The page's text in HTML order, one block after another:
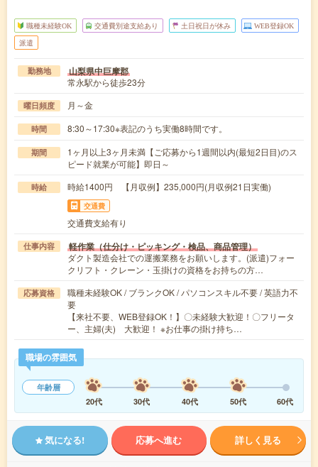
職種未経験OK 交通費別途支給あり 土日祝日が休み WEB登録OK
派遣
勤務地 山梨県中巨摩郡
常永駅から徒歩23分
曜日頻度 月～金
時間 8:30～17:30※表記のうち実働8時間です。
期間
1ヶ月以上3ヶ月未満【ご応募から1週間以内(最短2日目)のス
ピード就業が可能】即日～
時給 時給1400円 【月収例】235,000円(月収例21日実働)
交通費
交通費支給有り
仕事内容 軽作業（仕分け・ピッキング・検品、商品管理）
ダクト製造会社での運搬業務をお願いします。(派遣)フォー
クリフト・クレーン・玉掛けの資格をお持ちの方…
応募資格
職種未経験OK / ブランクOK / パソコンスキル不要 / 英語力不
要
【来社不要、WEB登録OK！】〇未経験大歓迎！〇フリータ
ー、主婦(夫) 大歓迎！ ※お仕事の掛け持ち…
職場の雰囲気
年齢層
20代
30代 40代 50代 60代
気になる! 応募へ進む 詳しく見る